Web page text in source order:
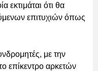
εκτιμάται ότι θα
επιτυχιών όπως
με την
επίκεντρο αρκετών